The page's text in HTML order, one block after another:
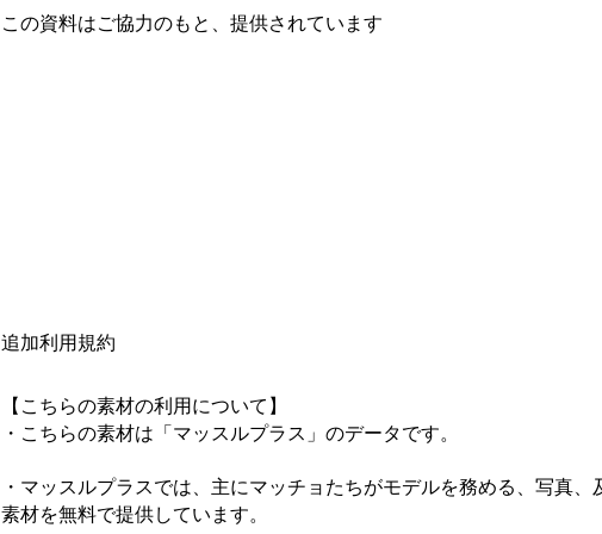
この資料はご協力のもと、提供されています
追加利用規約
【こちらの素材の利用について】
・こちらの素材は「マッスルプラス」のデータです。
・マッスルプラスでは、主にマッチョたちがモデルを務める、写真、
素材を無料で提供しています。